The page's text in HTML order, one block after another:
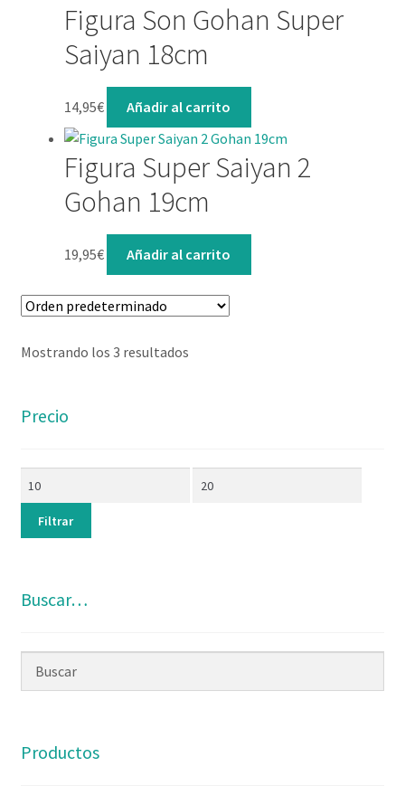
Figura Son Gohan Super
Saiyan 18cm
14,95€ Añadir al carrito
Figura Super Saiyan 2
Gohan 19cm
19,95€ Añadir al carrito
Mostrando los 3 resultados
Precio
Filtrar
Buscar…
Productos